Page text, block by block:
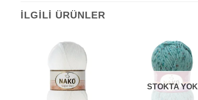
İLGILI ÜRÜNLER
STOKTA YOK